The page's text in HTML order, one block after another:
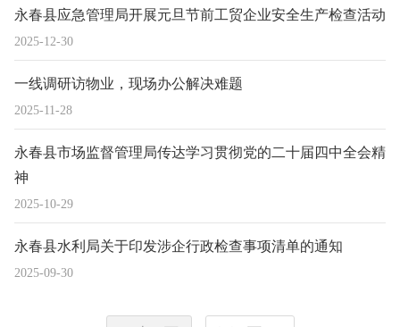
2025-12-30
永春县应急管理局开展元旦节前工贸企业安全生产检查活动
2025-11-28
一线调研访物业，现场办公解决难题
2025-10-29
永春县市场监督管理局传达学习贯彻党的二十届四中全会精
神
2025-09-30
永春县水利局关于印发涉企行政检查事项清单的通知